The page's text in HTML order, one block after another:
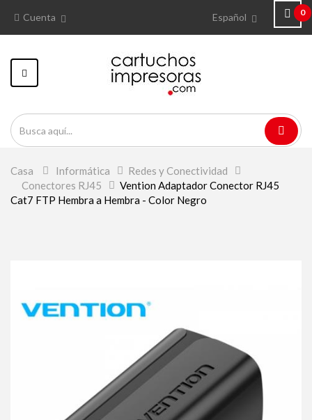
0
Español
Cuenta
Navegación
Toggle
Casa > Informática > Redes y Conectividad
Conectores RJ45 > Vention Adaptador Conector RJ45
Cat7 FTP Hembra a Hembra - Color Negro